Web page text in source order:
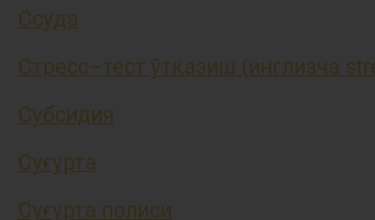
Ссуда
Стресс–тест ўтказиш (инглизча
Субсидия
Суғурта
Суғурта полиси